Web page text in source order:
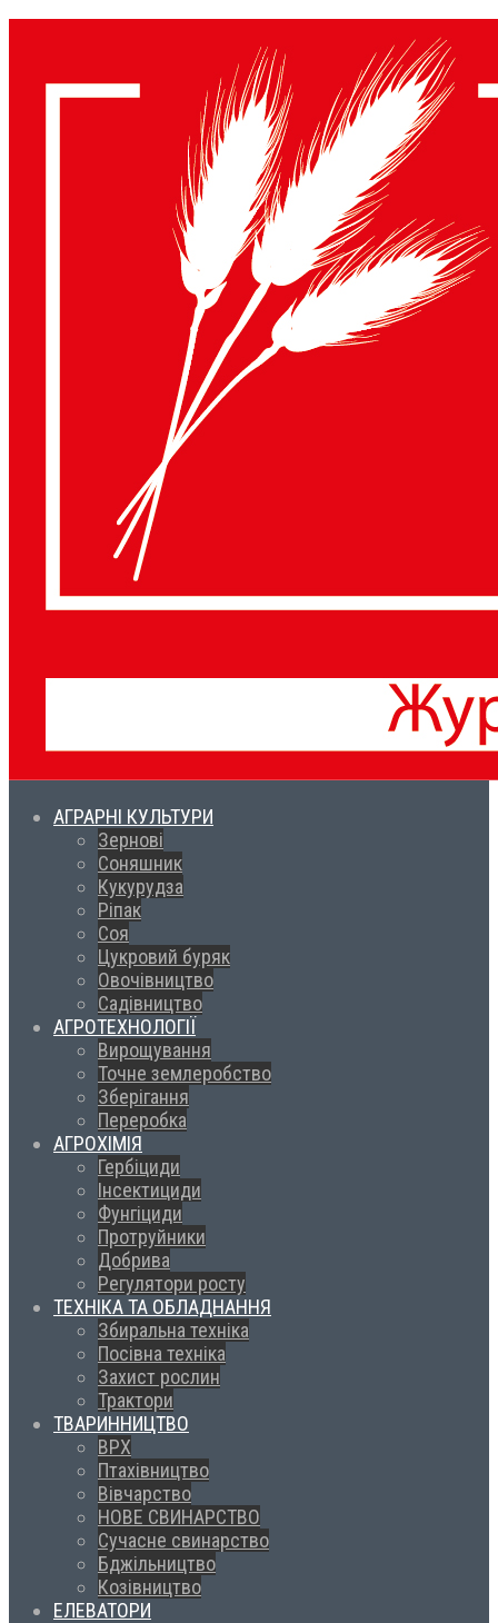
АГРАРНІ КУЛЬТУРИ
Зернові
Соняшник
Кукурудза
Ріпак
Соя
Цукровий буряк
Овочівництво
Садівництво
АГРОТЕХНОЛОГІЇ
Вирощування
Точне землеробство
Зберігання
Переробка
АГРОХІМІЯ
Гербіциди
Інсектициди
Фунгіциди
Протруйники
Добрива
Регулятори росту
ТЕХНІКА ТА ОБЛАДНАННЯ
Збиральна техніка
Посівна техніка
Захист рослин
Трактори
ТВАРИННИЦТВО
ВРХ
Птахівництво
Вівчарство
НОВЕ СВИНАРСТВО
Сучасне свинарство
Бджільництво
Козівництво
ЕЛЕВАТОРИ